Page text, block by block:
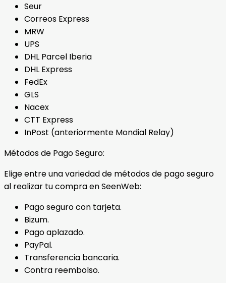
Seur
Correos Express
MRW
UPS
DHL Parcel Iberia
DHL Express
FedEx
GLS
Nacex
CTT Express
InPost (anteriormente Mondial Relay)
Métodos de Pago Seguro:
Elige entre una variedad de métodos de pago seguro
al realizar tu compra en SeenWeb:
Pago seguro con tarjeta.
Bizum.
Pago aplazado.
PayPal.
Transferencia bancaria.
Contra reembolso.